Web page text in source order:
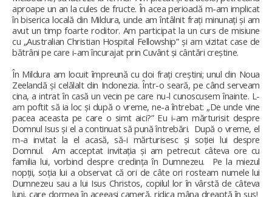
aproape un an la cules de fructe. În acea perioadă m-am implicat
în biserica locală din Mildura, unde am întâlnit frați minunați și am
avut un timp foarte roditor. Am participat la un curs de misiune
cu „Australian Christian Hospital Fellowship” și am vizitat case de
bătrâni pe care i-am încurajat prin Cuvânt și cântări creștine.
În Mildura am locuit împreună cu doi frați creștini; unul din Noua
Zeelandă și celălalt din Indonezia. Într-o seară, pe când serveam
cina, a intrat în casă un vecin pe care nu-l cunoscusem înainte. L-
am poftit să ia loc și după o vreme, ne-a întrebat: „De unde vine
pacea aceasta pe care o simt aici?” Eu i-am mărturisit despre
Domnul Isus și el a continuat să pună întrebări. După o vreme, el
m-a invitat la el acasă, să-i mărturisesc și soției lui despre
Domnul. Am acceptat invitația și am petrecut câteva ore cu
familia lui, vorbind despre credința în Dumnezeu. Pe la miezul
nopții, soția lui a observat că ori de câte ori rosteam numele lui
Dumnezeu sau a lui Isus Christos, copilul lor în vârstă de câteva
luni, care dormea în aceeași cameră, ridica mâna dreaptă în sus!